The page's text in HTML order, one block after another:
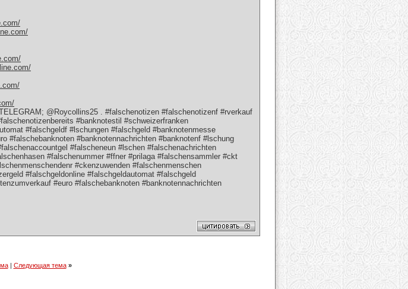
@Roycollins25 . #falschenotizen #falschenotizenf #rverkauf
#banknotestil #schweizerfranken
#falschgeldf #lschungen #falschgeld #banknotenmesse
#falschebanknoten #banknotennachrichten #banknotenf #lschung
#falscheneun #lschen #falschenachrichten
#falschenummer #ffner #prilaga #falschensammler #ckt
#ckenzuwenden #falschenmenschen
#falschgeldonline #falschgeldautomat #falschgeld
#euro #falschebanknoten #banknotennachrichten
| Следующая тема »